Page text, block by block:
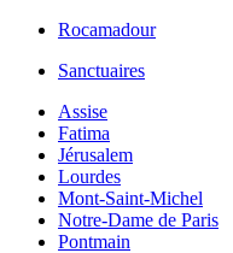
Rocamadour
Sanctuaires
Assise
Fatima
Jérusalem
Lourdes
Mont-Saint-Michel
Notre-Dame de Paris
Pontmain